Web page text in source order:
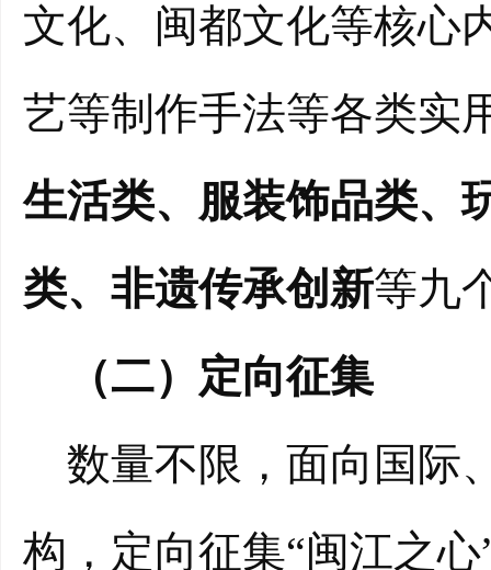
文化、闽都文化等核心
艺等制作手法等各类实
生活类、服装饰品类、
类、非遗传承创新等九
（二）定向征集
数量不限，面向国际
构，定向征集“闽江之